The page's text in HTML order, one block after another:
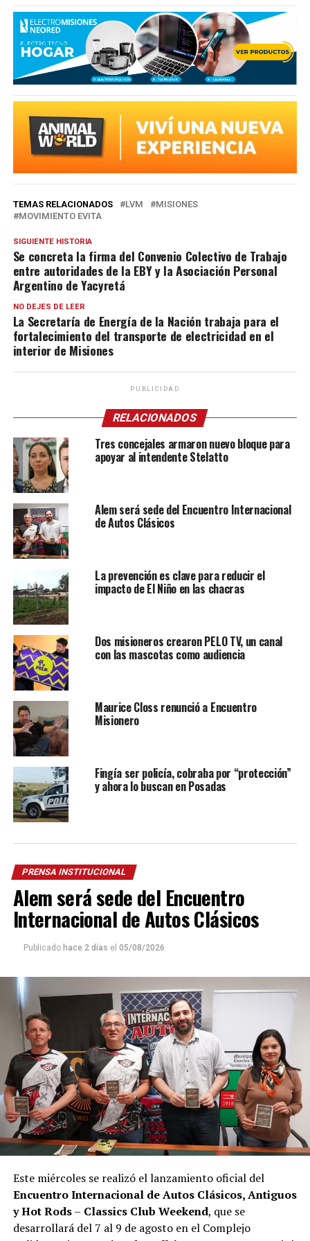
TEMAS RELACIONADOS LVM
MISIONES
MOVIMIENTO EVITA
SIGUIENTE HISTORIA
Se concreta la firma del Convenio Colectivo de Trabajo
entre autoridades de la EBY y la Asociación Personal
Argentino de Yacyretá
NO DEJES DE LEER
La Secretaría de Energía de la Nación trabaja para el
fortalecimiento del transporte de electricidad en el
interior de Misiones
PUBLICIDAD
RELACIONADOS
Tres concejales armaron nuevo bloque para
apoyar al intendente Stelatto
Alem será sede del Encuentro Internacional
de Autos Clásicos
La prevención es clave para reducir el
impacto de El Niño en las chacras
Dos misioneros crearon PELO TV, un canal
con las mascotas como audiencia
Maurice Closs renunció a Encuentro
Misionero
Fingía ser policía, cobraba por “protección”
y ahora lo buscan en Posadas
PRENSA INSTITUCIONAL
Alem será sede del Encuentro
Internacional de Autos Clásicos
Publicado hace 2 días el 05/08/2026
Este miércoles se realizó el lanzamiento oficial del
Encuentro Internacional de Autos Clásicos, Antiguos
y Hot Rods– Classics Club Weekend, que se
desarrollará del 7 al 9 de agosto en el Complejo